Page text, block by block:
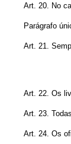
Art. 20. No
Parágrafo
Art. 21.
Art. 22. Os
Art. 23.
Art. 24. Os